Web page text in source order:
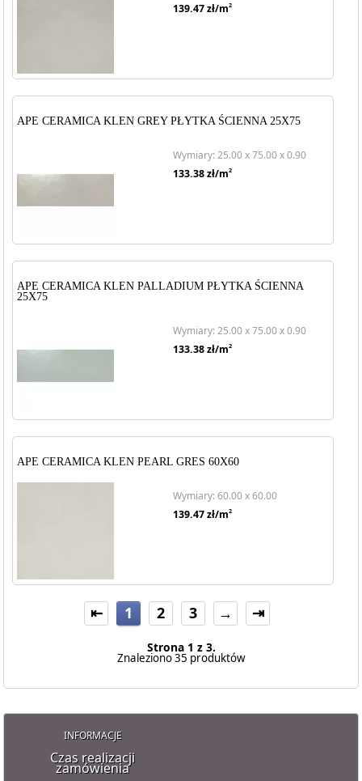
139.47zł/m2
APE CERAMICA KLEN GREY PŁYTKA ŚCIENNA 25X75
Wymiary: 25.00 x 75.00 x 0.90
133.38zł/m2
APE CERAMICA KLEN PALLADIUM PŁYTKA ŚCIENNA
25X75
Wymiary: 25.00 x 75.00 x 0.90
133.38zł/m2
APE CERAMICA KLEN PEARL GRES 60X60
Wymiary: 60.00 x 60.00
139.47zł/m2
⇤ 1 2 3 → ⇥
Strona 1 z 3.
Znaleziono 35 produktów
INFORMACJE
Czas realizacji
zamówienia